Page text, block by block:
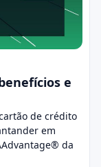
e
de crédito
em
da